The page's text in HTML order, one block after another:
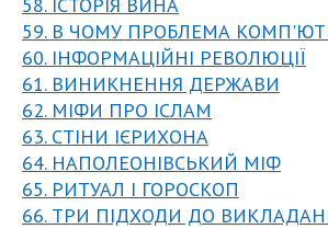
59. В ЧОМУ ПРОБЛЕМА
60. ІНФОРМАЦІЙНІ РЕВОЛЮЦІЇ
61. ВИНИКНЕННЯ ДЕРЖАВИ
62. МІФИ ПРО ІСЛАМ
63. СТІНИ ІЄРИХОНА
64. НАПОЛЕОНІВСЬКИЙ МІФ
65. РИТУАЛ І ГОРОСКОП
66. ТРИ ПІДХОДИ ДО